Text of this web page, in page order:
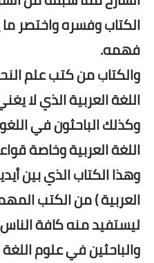
الكتاب وفسره واختصر
فهمه.
والكتاب من كتب علم
اللغة العربية الذي لا
وكذلك الباحثون في
اللغة العربية وخاصة
وهذا الكتاب الذي بين
العربية ) من الكتب
ليستفيد منه كافة
والباحثين في علوم اللغة